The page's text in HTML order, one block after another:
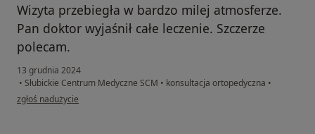
Wizyta przebiegła w bardzo milej atmosferze.
Pan doktor wyjaśnił całe leczenie. Szczerze
polecam.
13 grudnia 2024
• Słubickie Centrum Medyczne SCM • konsultacja ortopedyczna •
w opinii użytkownika Teresa
zgłoś nadużycie